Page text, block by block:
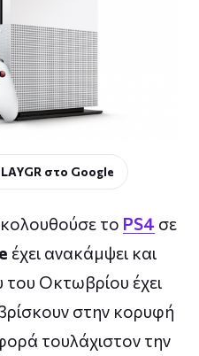
στο Google
το PS4 σε
έχει ανακάμψει και
Οκτωβρίου έχει
στην κορυφή
τουλάχιστον την